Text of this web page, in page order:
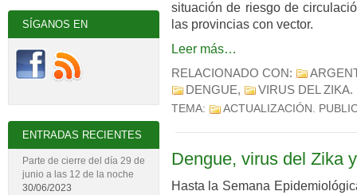
situación de riesgo de
las provincias con vector.
Leer más…
RELACIONADO CON:
DENGUE, VIRUS DEL ZIKA.
TEMA: ACTUALIZACIÓN .
Dengue, virus del Zika
Hasta la Semana
SÍGANOS EN
ENTRADAS RECIENTES
Parte de cierre del día 29 de
junio a las 12 de la noche
30/06/2023